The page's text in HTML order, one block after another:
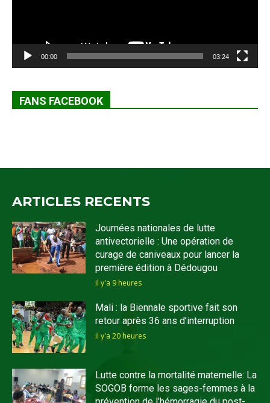
00:00 03:24
FANS FACEBOOK
ARTICLES RECENTS
Journées nationales de lutte
antivectorielle : Une opération de
curage de caniveaux pour lancer la
première édition à Dédougou
il y'a 9 heures
Mali : la Biennale sportive fait son
retour après 36 ans d’interruption
il y'a 20 heures
Lutte contre la mortalité maternelle: La
SOGOB forme les sages-femmes à la